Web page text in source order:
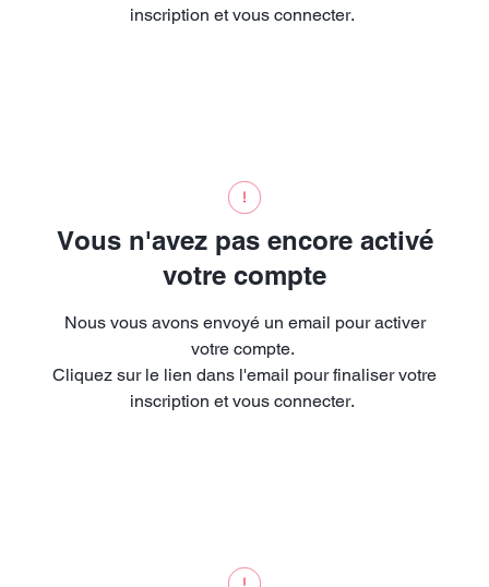
inscription et vous connecter.
Vous n'avez pas encore activé
votre compte
Nous vous avons envoyé un email pour activer
votre compte.
Cliquez sur le lien dans l'email pour finaliser votre
inscription et vous connecter.